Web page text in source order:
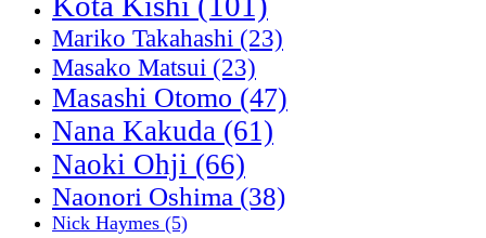
Mariko Takahashi (23)
Masako Matsui (23)
Masashi Otomo (47)
Nana Kakuda (61)
Naoki Ohji (66)
Naonori Oshima (38)
Nick Haymes (5)